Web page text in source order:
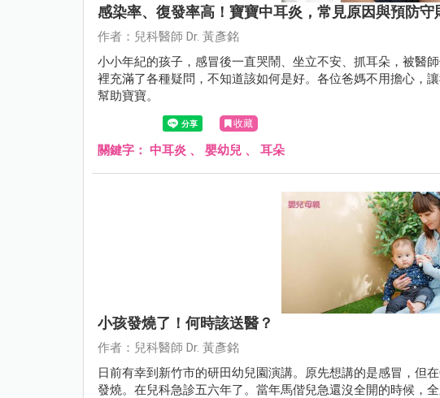
感染率、復發率高！寶寶中耳炎，常見原因與預防守
作者：兒科醫師 Dr. 黃彥銘
小小年紀的孩子，感冒後一直哭鬧、坐立不安、抓耳朵，被醫
裡充滿了各種疑問，不知道該如何是好。各位爸媽不用擔心，
幫助寶寶。
收藏
關鍵字： 中耳炎 、 嬰幼兒 、 耳朵
小孩發燒了！何時該送醫？
作者：兒科醫師 Dr. 黃彥銘
日前有幸到新竹市的研田幼兒園演講。原先想講的是感冒，但
發燒。在兒科急診五六年了。當年馬偕兒急還沒全開的時候，